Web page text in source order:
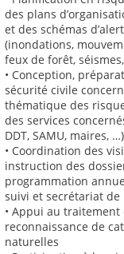
des plans
et des schémas
(inondations,
feux de forêt,
• Conception,
sécurité civile
thématique des
des services
DDT, SAMU, maires,
• Coordination des
instruction des
programmation
suivi et secrétariat de
• Appui au
reconnaissance de
naturelles